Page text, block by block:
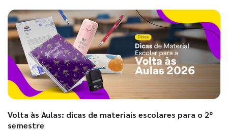
Volta às Aulas: dicas de materiais escolares para o 2º
semestre